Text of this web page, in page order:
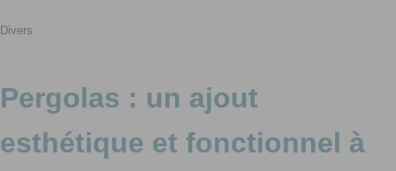
Divers
Pergolas : un ajout
esthétique et fonctionnel à